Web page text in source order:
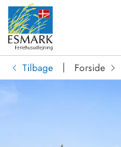
Tilbage | Forside